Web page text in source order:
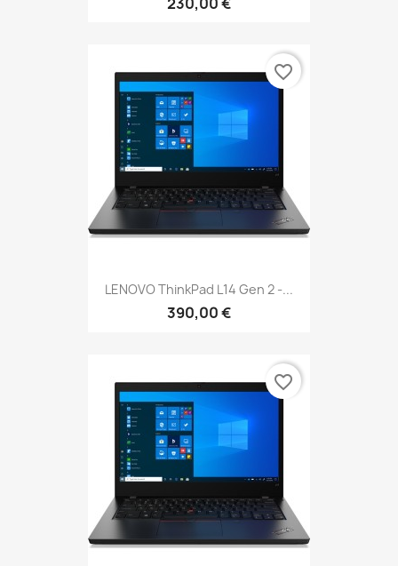
LENOVO ThinkPad L14 Gen 2 -...
390,00 €
favorite_border
favorite_border